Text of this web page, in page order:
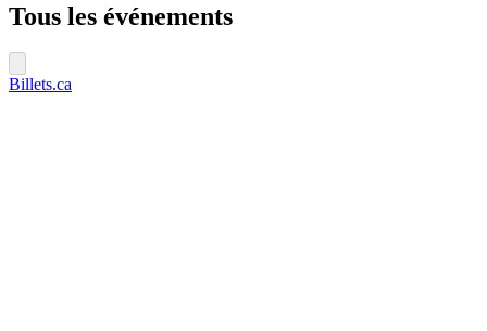
Tous les événements
Billets.ca